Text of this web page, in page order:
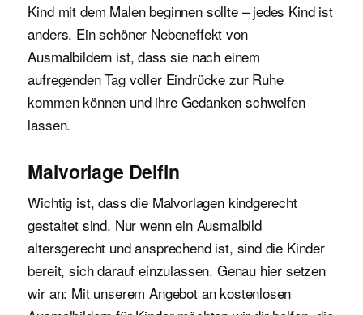
Kind mit dem Malen beginnen sollte – jedes Kind ist
anders. Ein schöner Nebeneffekt von
Ausmalbildern ist, dass sie nach einem
aufregenden Tag voller Eindrücke zur Ruhe
kommen können und ihre Gedanken schweifen
lassen.
Malvorlage Delfin
Wichtig ist, dass die Malvorlagen kindgerecht
gestaltet sind. Nur wenn ein Ausmalbild
altersgerecht und ansprechend ist, sind die Kinder
bereit, sich darauf einzulassen. Genau hier setzen
wir an: Mit unserem Angebot an kostenlosen